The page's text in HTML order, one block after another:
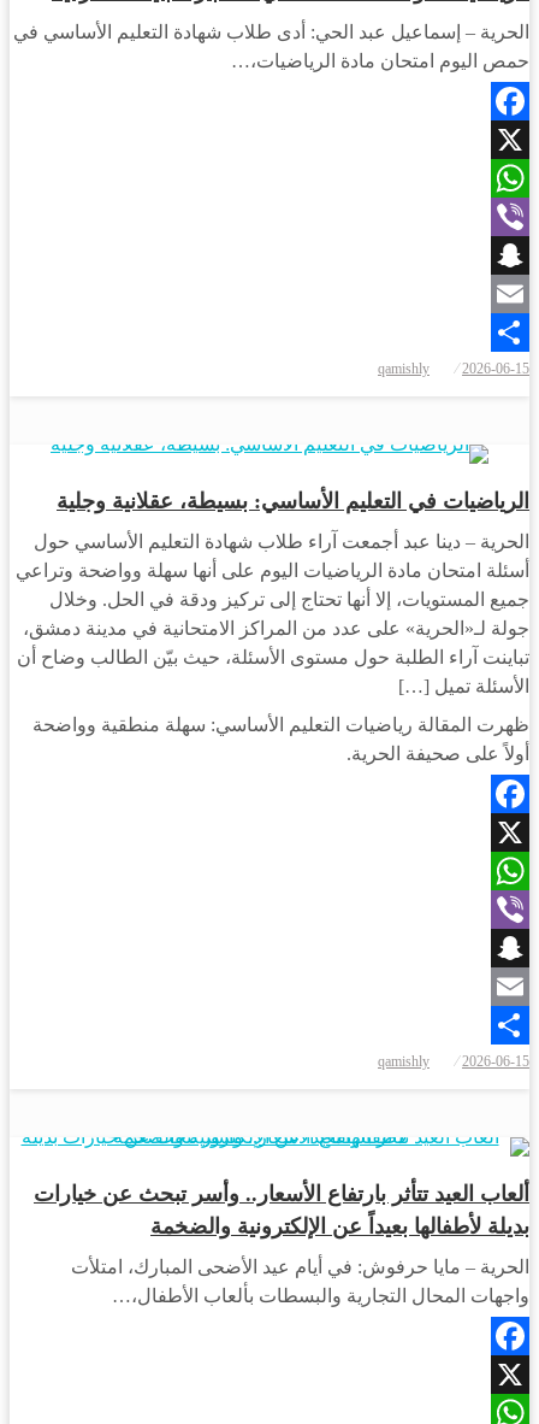
الحرية – إسماعيل عبد الحي: أدى طلاب شهادة التعليم الأساسي في
حمص اليوم امتحان مادة الرياضيات،…
Facebook
X
WhatsApp
Viber
Snapchat
Email
Share
في
2026-06-15
qamishly
الرياضيات في التعليم الأساسي: بسيطة، عقلانية وجلية
الحرية – دينا عبد أجمعت آراء طلاب شهادة التعليم الأساسي حول
أسئلة امتحان مادة الرياضيات اليوم على أنها سهلة وواضحة وتراعي
جميع المستويات، إلا أنها تحتاج إلى تركيز ودقة في الحل. وخلال
جولة لـ«الحرية» على عدد من المراكز الامتحانية في مدينة دمشق،
تباينت آراء الطلبة حول مستوى الأسئلة، حيث بيّن الطالب وضاح أن
الأسئلة تميل […]
ظهرت المقالة رياضيات التعليم الأساسي: سهلة منطقية وواضحة
أولاً على صحيفة الحرية.
Facebook
X
WhatsApp
Viber
Snapchat
Email
Share
في
2026-06-15
qamishly
ألعاب العيد تتأثر بارتفاع الأسعار.. وأسر تبحث عن خيارات
بديلة لأطفالها بعيداً عن الإلكترونية والضخمة
الحرية – مايا حرفوش: في أيام عيد الأضحى المبارك، امتلأت
واجهات المحال التجارية والبسطات بألعاب الأطفال،…
Facebook
X